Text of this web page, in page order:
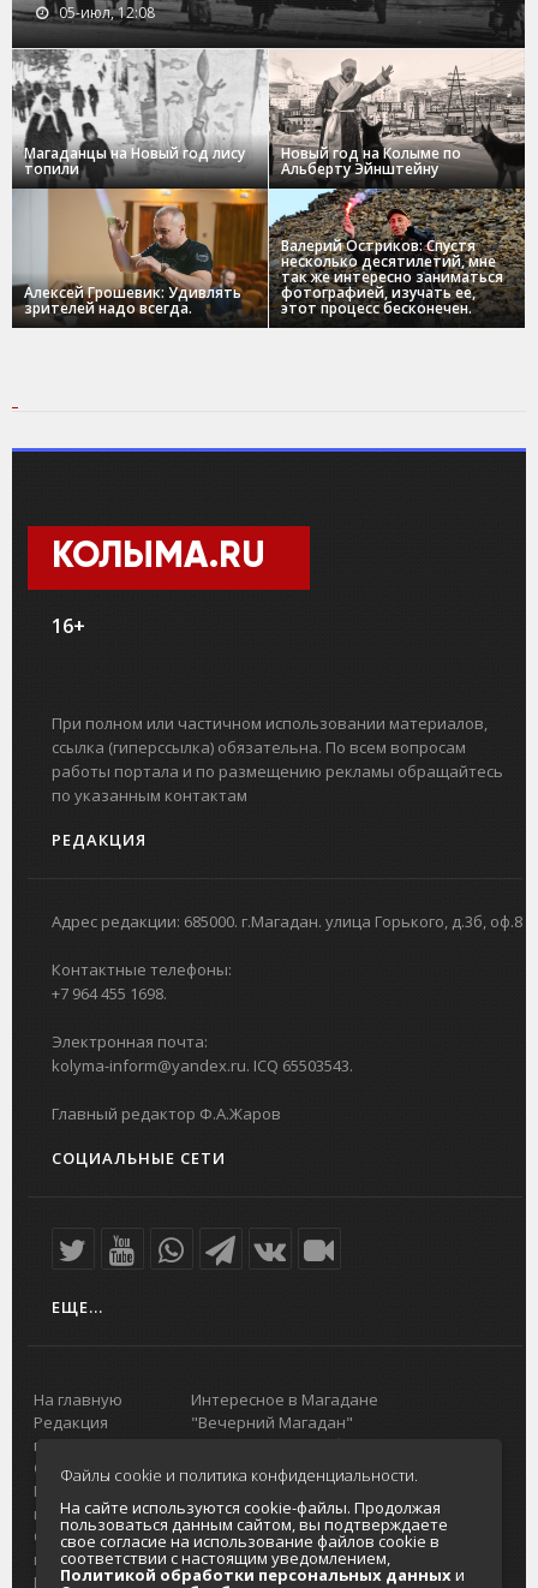
05-июл, 12:08
Магаданцы на Новый год лису
топили
Новый год на Колыме по
Альберту Эйнштейну
Алексей Грошевик: Удивлять
зрителей надо всегда.
Валерий Остриков: Спустя
несколько десятилетий, мне
так же интересно заниматься
фотографией, изучать ее,
этот процесс бесконечен.
КОЛЫМА.RU
16+
При полном или частичном использовании материалов,
ссылка (гиперссылка) обязательна. По всем вопросам
работы портала и по размещению рекламы обращайтесь
по указанным контактам
РЕДАКЦИЯ
Адрес редакции: 685000. г.Магадан. улица Горького, д.3б, оф.8
Контактные телефоны:
+7 964 455 1698.
Электронная почта:
kolyma-inform@yandex.ru. ICQ 65503543.
Главный редактор Ф.А.Жаров
СОЦИАЛЬНЫЕ СЕТИ
ЕЩЕ...
На главную
Редакция
портала
О проекте
Реклама на
портале
Отзывы и
предложения
Интернет-
Интересное в Магадане
"Вечерний Магадан"
Реклама
Главный туристический портал
Колымы
Политика в отношении обработки
персональных данных
Согласие на обработку персональных
Файлы cookie и политика конфиденциальности.
На сайте используются cookie-файлы. Продолжая
пользоваться данным сайтом, вы подтверждаете
свое согласие на использование файлов cookie в
соответствии с настоящим уведомлением,
Политикой обработки персональных данныхи